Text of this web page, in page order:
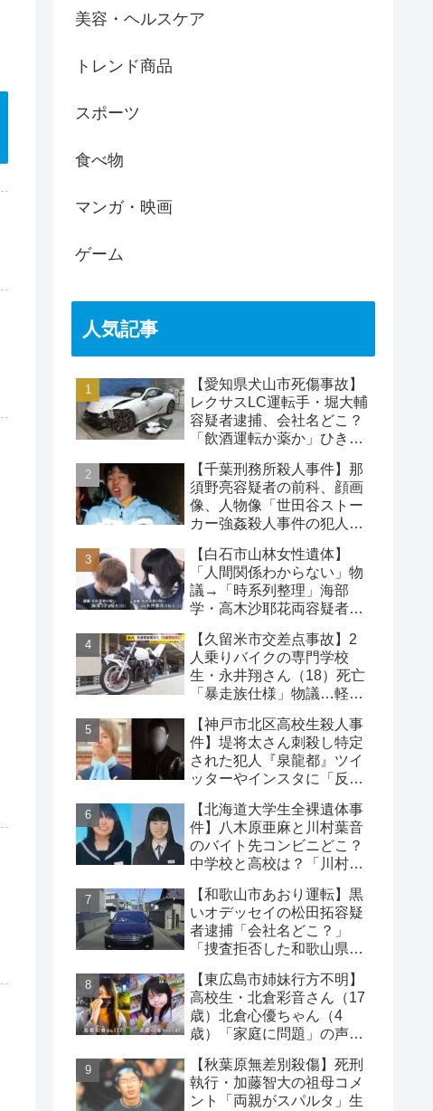
美容・ヘルスケア
トレンド商品
スポーツ
食べ物
マンガ・映画
ゲーム
人気記事
【愛知県犬山市死傷事故】
レクサスLC運転手・堀大輔
容疑者逮捕、会社名どこ？
「飲酒運転か薬か」ひき逃
【千葉刑務所殺人事件】那
須野亮容疑者の前科、顔画
像、人物像「世田谷ストー
カー強姦殺人事件の犯人」
は？
【白石市山林女性遺体】
「人間関係わからない」物
議→「時系列整理」海部
学・高木沙耶花両容疑者、
な事件
【久留米市交差点事故】2
人乗りバイクの専門学校
生・永井翔さん（18）死亡
「暴走族仕様」物議…軽自
【神戸市北区高校生殺人事
件】堤将太さん刺殺し特定
された犯人『泉龍都』ツイ
ッターやインスタに「反省
【北海道大学生全裸遺体事
件】八木原亜麻と川村葉音
のバイト先コンビニどこ？
中学校と高校は？「川村の
氏」の声も
【和歌山市あおり運転】黒
いオデッセイの松田拓容疑
者逮捕「会社名どこ？」
「捜査拒否した和歌山県
の声
【東広島市姉妹行方不明】
高校生・北倉彩音さん（17
歳）北倉心優ちゃん（4
歳）「家庭に問題」の声…
【秋葉原無差別殺傷】死刑
執行・加藤智大の祖母コメ
ント「両親がスパルタ」生